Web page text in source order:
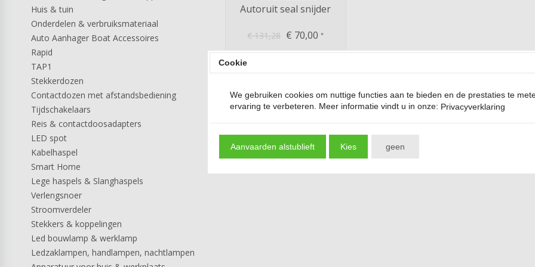
Huis & tuin
Onderdelen & verbruiksmateriaal
Auto Aanhager Boat Accessoires
Rapid
TAP1
Stekkerdozen
Contactdozen met afstandsbediening
Tijdschakelaars
Reis & contactdoosadapters
LED spot
Kabelhaspel
Smart Home
Lege haspels & Slanghaspels
Verlengsnoer
Stroomverdeler
Stekkers & koppelingen
Led bouwlamp & werklamp
Ledzaklampen, handlampen, nachtlampen
Autoruit seal snijder
€131,28 € 70,00*
Cookie
We gebruiken cookies om nuttige functies aan te bieden en de prestaties te
ervaring te verbeteren. Meer informatie vindt u in onze: Privacyverklaring
Aanvaarden alstublieft Kies geen